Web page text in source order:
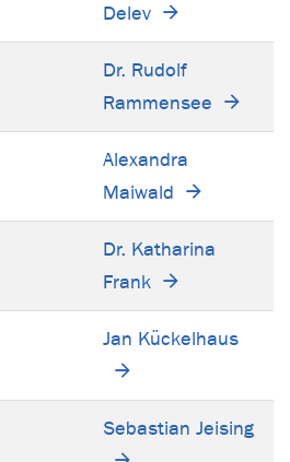
Delev
Dr. Rudolf
Rammensee
Alexandra
Maiwald
Dr. Katharina
Frank
Jan Kückelhaus
Sebastian Jeising